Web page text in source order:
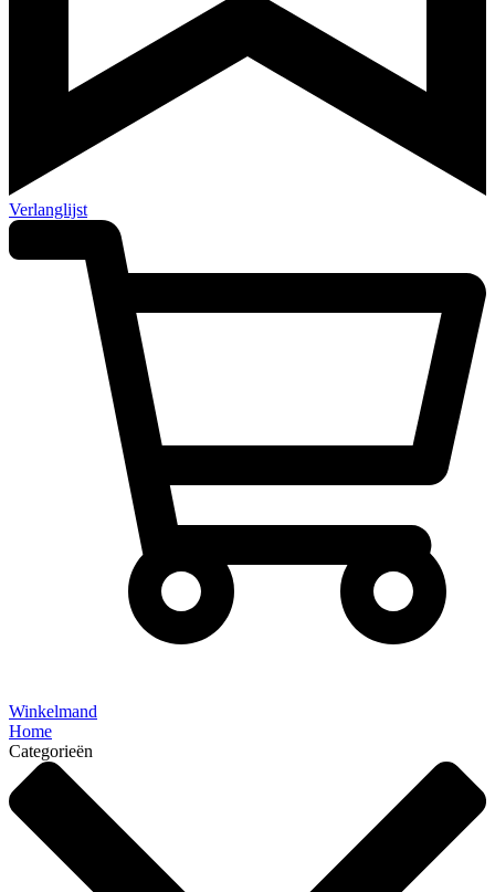
Verlanglijst
Winkelmand
Home
Categorieën